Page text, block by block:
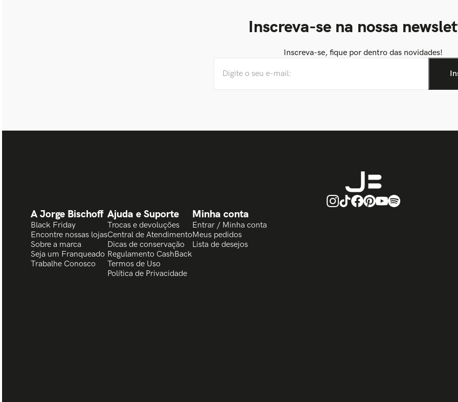
Inscreva-se na nossa
Inscreva-se, fique por dentro das novidades!
A Jorge Bischoff
Black Friday
Encontre nossas lojas
Sobre a marca
Seja um Franqueado
Trabalhe Conosco
Ajuda e Suporte
Trocas e devoluções
Central de Atendimento
Dicas de conservação
Regulamento CashBack
Termos de Uso
Política de Privacidade
Minha conta
Entrar / Minha conta
Meus pedidos
Lista de desejos